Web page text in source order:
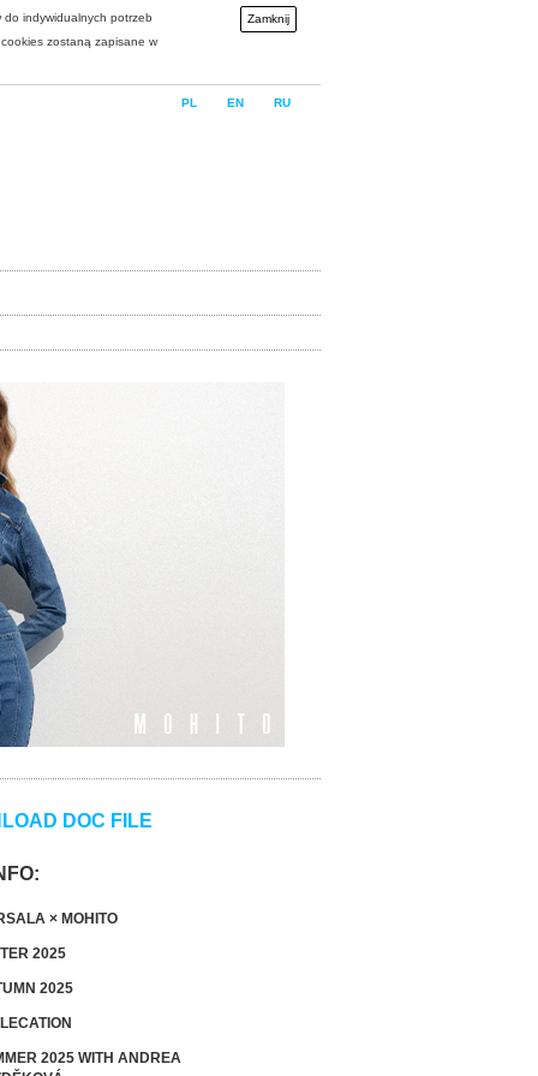
do indywidualnych potrzeb
zostaną zapisane w
Zamknij
PL EN RU
DOC FILE
× MOHITO
2025
2025
2025 WITH ANDREA